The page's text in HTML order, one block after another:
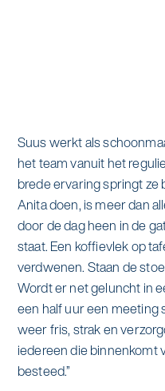
Innovatie & Asito
Mens & Asito
Werken bij Asito
Zoeken
Offerte aanvragen
Suus werkt als
het team vanuit het
brede ervaring springt ze
Anita doen, is meer dan
door de dag heen in de
staat. Een koffievlek op
verdwenen. Staan de
Wordt er net geluncht in
een half uur een meeting
weer fris, strak en
iedereen die binnenkomt
besteed.”